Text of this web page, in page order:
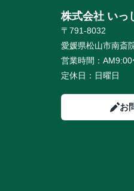
株式会社 いっ
〒791-8032
愛媛県松山市南斎
営業時間：
定休日： 日曜日
お